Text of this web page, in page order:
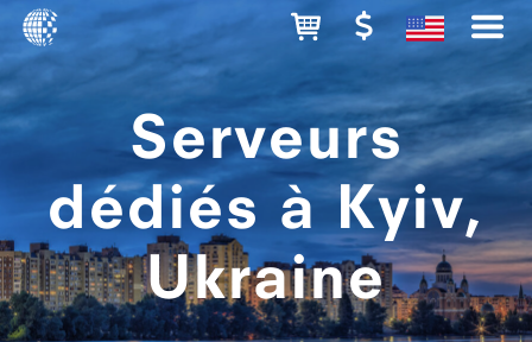
Serveurs
dédiés à Kyiv,
Ukraine